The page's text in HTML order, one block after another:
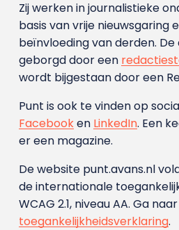
Zij werken in journalistieke
basis van vrije nieuwsgaring
beïnvloeding van derden. De
geborgd door een
wordt bijgestaan door een
Punt is ook te vinden op
Facebooken LinkedIn. Een
er een magazine.
De website punt.avans.nl
de internationale
WCAG 2.1, niveau AA. Ga
toegankelijkheidsverklaring.